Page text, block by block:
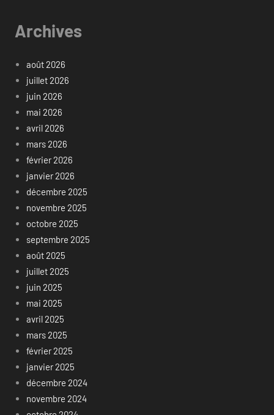
Archives
août 2026
juillet 2026
juin 2026
mai 2026
avril 2026
mars 2026
février 2026
janvier 2026
décembre 2025
novembre 2025
octobre 2025
septembre 2025
août 2025
juillet 2025
juin 2025
mai 2025
avril 2025
mars 2025
février 2025
janvier 2025
décembre 2024
novembre 2024